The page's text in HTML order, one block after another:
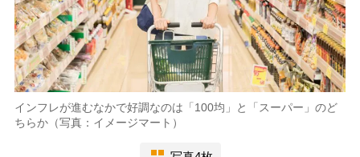
インフレが進むなかで好調なのは「100均」と「スーパー」のど
ちらか（写真：イメージマート）